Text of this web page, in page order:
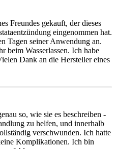
Freundes gekauft, der dieses
eingenommen hat.
Tagen seiner Anwendung an.
beim Wasserlassen. Ich habe
Dank an die Hersteller eines
so, wie sie es beschreiben -
zu helfen, und innerhalb
verschwunden. Ich hatte
Komplikationen. Ich bin